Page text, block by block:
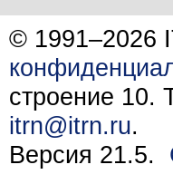
© 1991–2026
строение 10.
itrn@itrn.ru.
Версия 21.5.